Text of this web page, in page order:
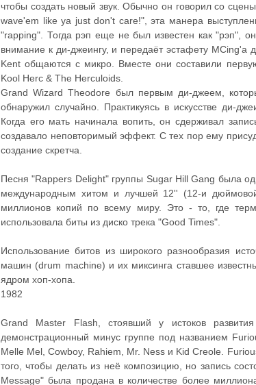
чтобы создать новый звук. Обычно он говорил со
wave'em like ya just don't care!", эта манера
"rapping". Тогда рэп еще не был известен как "рэп",
внимание к ди-джеингу, и передаёт эстафету
Kent общаются с микро. Вместе они составили
Kool Herc & The Herculoids.
Grand Wizard Theodore был первым ди-джеем,
обнаружил случайно. Практикуясь в искусстве ди-
Когда его мать начинала вопить, он сдерживал
создавало неповторимый эффект. С тех пор ему
создание скретча.
Песня "Rappers Delight" группы Sugar Hill Gang была
международным хитом и лучшей 12'' (12-и
миллионов копий по всему миру. Это - то, где
использовала биты из диско трека "Good Times".
Использование битов из широкого разнообразия
машин (drum machine) и их миксинга ставшее
ядром хоп-хопа.
1982
Grand Master Flash, стоявший у истоков
демонстрационный минус группе под названием
Melle Mel, Cowboy, Rahiem, Mr. Ness и Kid Creole.
того, чтобы делать из неё композицию, но запись
Message" была продана в количестве более